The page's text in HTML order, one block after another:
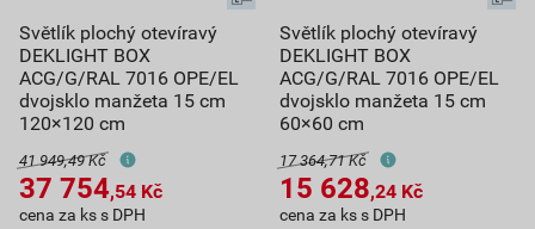
Světlík plochý otevíravý
DEKLIGHT BOX
ACG/G/RAL 7016 OPE/EL
dvojsklo manžeta 15 cm
120×120 cm
41 949,49 Kč
37 754,54 Kč
cena za ks s DPH
Světlík plochý otevíravý
DEKLIGHT BOX
ACG/G/RAL 7016 OPE/EL
dvojsklo manžeta 15 cm
60×60 cm
17 364,71 Kč
15 628,24 Kč
cena za ks s DPH